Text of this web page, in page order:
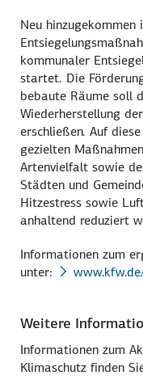
Neu
kommunaler
startet. Die
bebaute Räume soll
Wiederherstellung
erschließen. Auf
gezielten
Artenvielfalt sowie
Städten und
Hitzestress sowie
anhaltend reduziert
Informationen zum
unter:
Weitere
Informationen zum
Klimaschutz finden